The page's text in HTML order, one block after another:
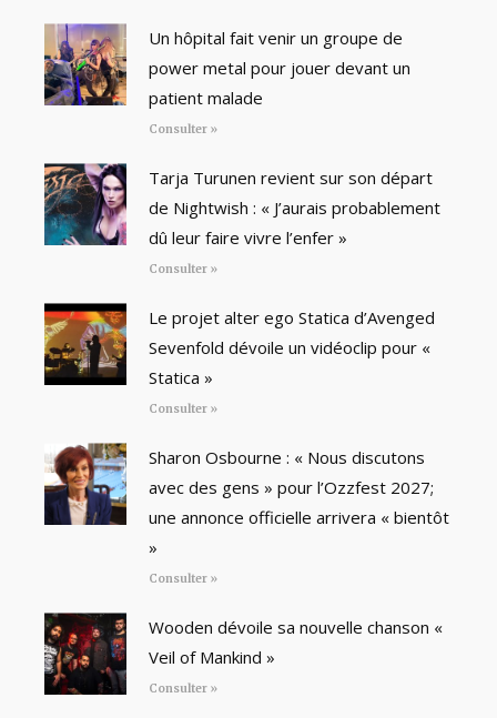
Un hôpital fait venir un groupe de
power metal pour jouer devant un
patient malade
Consulter »
Tarja Turunen revient sur son départ
de Nightwish : « J’aurais probablement
dû leur faire vivre l’enfer »
Consulter »
Le projet alter ego Statica d’Avenged
Sevenfold dévoile un vidéoclip pour «
Statica »
Consulter »
Sharon Osbourne : « Nous discutons
avec des gens » pour l’Ozzfest 2027;
une annonce officielle arrivera « bientôt
»
Consulter »
Wooden dévoile sa nouvelle chanson «
Veil of Mankind »
Consulter »